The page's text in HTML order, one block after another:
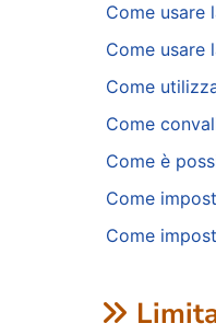
Come usare
Come usare
Come
Come
Come è
Come
Come